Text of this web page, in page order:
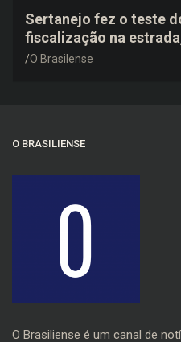
Sertanejo fez o teste
fiscalização na
negativo e elogiou o
O Brasilense
O BRASILIENSE
O Brasiliense é um canal de